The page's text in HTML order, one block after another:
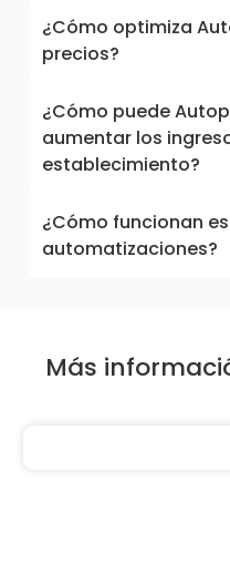
¿Cómo optimiza
precios?
¿Cómo puede
aumentar los
establecimiento?
¿Cómo funcionan
automatizaciones?
Más